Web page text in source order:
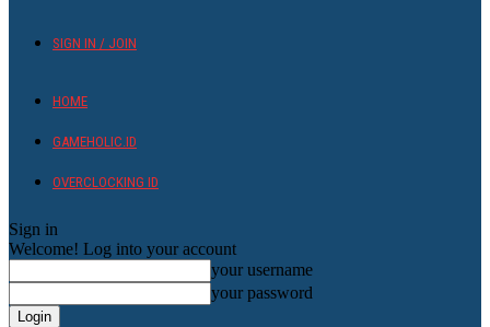
SIGN IN / JOIN
HOME
GAMEHOLIC.ID
OVERCLOCKING ID
Sign in
Welcome! Log into your account
your username
your password